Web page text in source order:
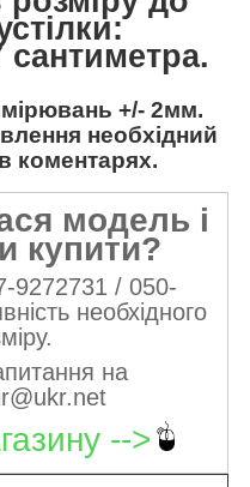
сантиметра.
+/- 2мм.
необхідний
коментарях.
модель і
купити?
9272731 / 050-
необхідного
на
-->